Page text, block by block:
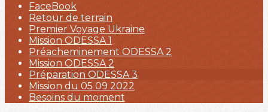
FaceBook
Retour de terrain
Premier Voyage Ukraine
Mission ODESSA 1
Préacheminement ODESSA 2
Mission ODESSA 2
Préparation ODESSA 3
Mission du 05 09 2022
Besoins du moment